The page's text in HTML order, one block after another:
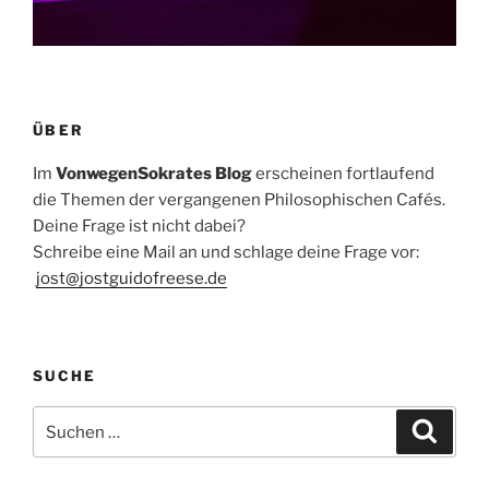
ÜBER
Im VonwegenSokrates Blogerscheinen fortlaufend
die Themen der vergangenen Philosophischen Cafés.
Deine Frage ist nicht dabei?
Schreibe eine Mail an und schlage deine Frage vor:
jost@jostguidofreese.de
SUCHE
nach: